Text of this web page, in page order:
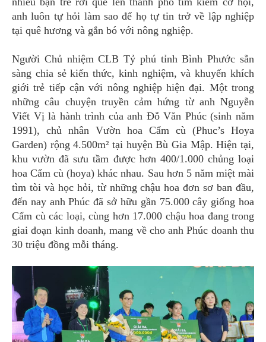
anh luôn tự hỏi làm sao để họ tự tin trở về lập nghiệp
tại quê hương và gắn bó với nông nghiệp.
Người Chủ nhiệm CLB Tỷ phú tỉnh Bình Phước sẵn
sàng chia sẻ kiến thức, kinh nghiệm, và khuyến khích
giới trẻ tiếp cận với nông nghiệp hiện đại. Một trong
những câu chuyện truyền cảm hứng từ anh Nguyễn
Viết Vị là hành trình của anh Đỗ Văn Phúc (sinh năm
1991), chủ nhân Vườn hoa Cẩm cù (Phuc’s Hoya
Garden) rộng 4.500m² tại huyện Bù Gia Mập. Hiện tại,
khu vườn đã sưu tầm được hơn 400/1.000 chủng loại
hoa Cẩm cù (hoya) khác nhau. Sau hơn 5 năm miệt mài
tìm tòi và học hỏi, từ những chậu hoa đơn sơ ban đầu,
đến nay anh Phúc đã sở hữu gần 75.000 cây giống hoa
Cẩm cù các loại, cùng hơn 17.000 chậu hoa đang trong
giai đoạn kinh doanh, mang về cho anh Phúc doanh thu
30 triệu đồng mỗi tháng.